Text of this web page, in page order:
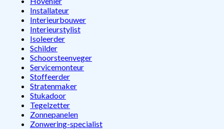
Installateur
Interieurbouwer
Interieurstylist
Isoleerder
Schilder
Schoorsteenveger
Servicemonteur
Stoffeerder
Stratenmaker
Stukadoor
Tegelzetter
Zonnepanelen
Zonwering-specialist